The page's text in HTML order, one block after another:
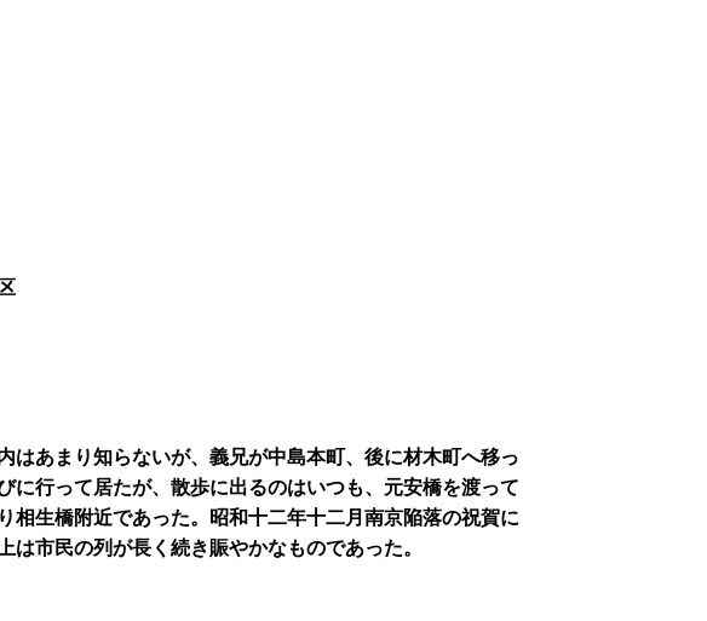
はあまり知らないが、義兄が中島本町、後に材木町へ移っ
に行って居たが、散歩に出るのはいつも、元安橋を渡って
相生橋附近であった。昭和十二年十二月南京陥落の祝賀に
は市民の列が長く続き賑やかなものであった。